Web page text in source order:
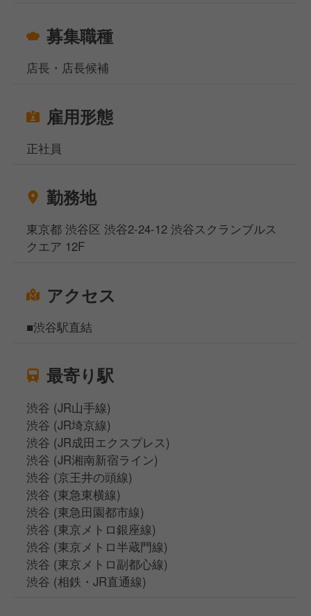
んか？
に成長させていただける方をお待ちしています！
募集職種
店長・店長候補
雇用形態
正社員
勤務地
東京都 渋谷区 渋谷2-24-12 渋谷スクランブルス
クエア 12F
アクセス
■渋谷駅直結
最寄り駅
渋谷 (JR山手線)
渋谷 (JR埼京線)
渋谷 (JR成田エクスプレス)
渋谷 (JR湘南新宿ライン)
渋谷 (京王井の頭線)
渋谷 (東急東横線)
渋谷 (東急田園都市線)
渋谷 (東京メトロ銀座線)
渋谷 (東京メトロ半蔵門線)
渋谷 (東京メトロ副都心線)
渋谷 (相鉄・JR直通線)